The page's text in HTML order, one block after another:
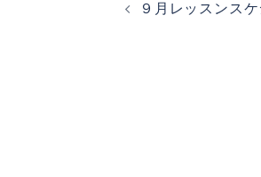
９月レッスンス